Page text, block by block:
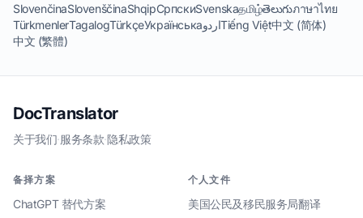
SlovenčinaSlovenščinaShqipСрпскиSvenskaதமிழ்తెలుగుภาษาไทย
TürkmenlerTagalogTürkçeУкраїнськаاردوTiếng Việt中文 (简体)
中文 (繁體)
DocTranslator
关于我们·服务条款·隐私政策
备择方案
ChatGPT 替代方案
个人文件
美国公民及移民服务局翻译